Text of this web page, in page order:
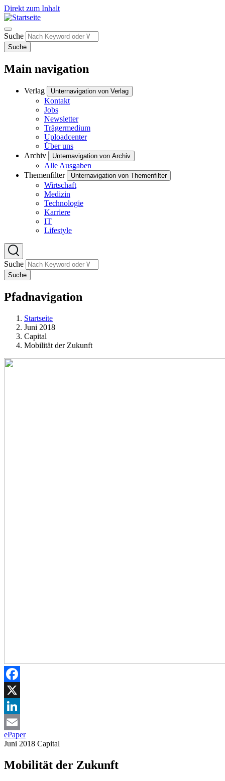
Direkt zum Inhalt
Suche
Suche
Main navigation
Verlag Unternavigation von Verlag
Kontakt
Jobs
Newsletter
Trägermedium
Uploadcenter
Über uns
Archiv
Unternavigation von Archiv
Alle Ausgaben
Themenfilter
Unternavigation von Themenfilter
Wirtschaft
Medizin
Technologie
Karriere
IT
Lifestyle
Suche
Suche
Pfadnavigation
Startseite
Juni 2018
Capital
Mobilität der Zukunft
Facebook
X
LinkedIn
Email
ePaper
Juni 2018 Capital
Mobilität der Zukunft